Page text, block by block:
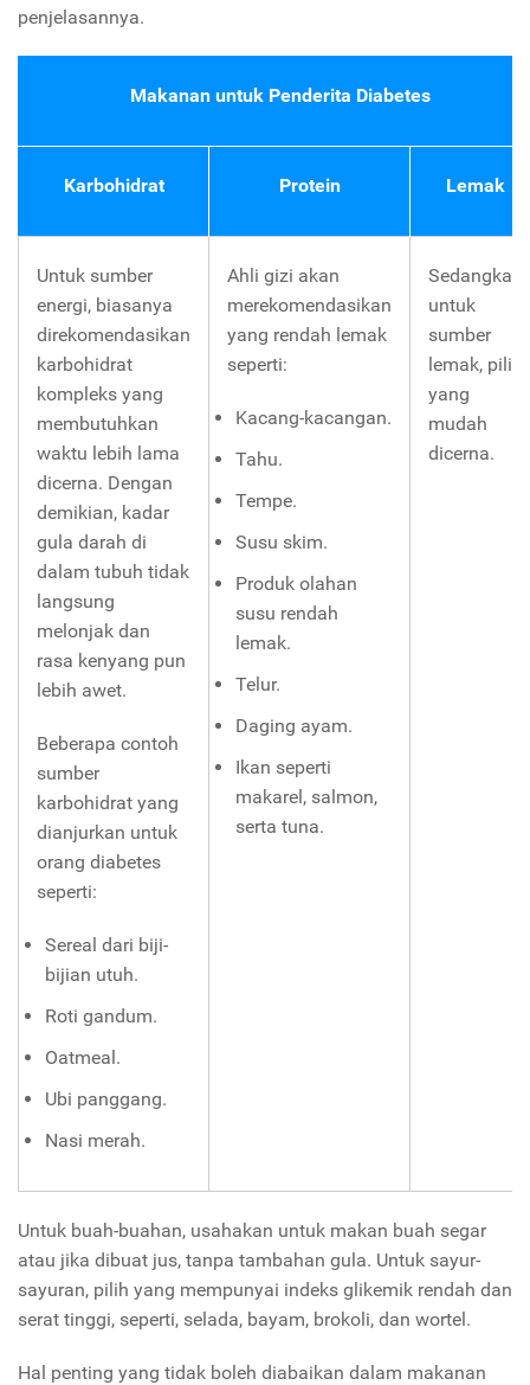
penjelasannya.
Makanan untuk Penderita Diabetes
Karbohidrat Protein Lemak
Untuk sumber
energi, biasanya
direkomendasikan
karbohidrat
kompleks yang
membutuhkan
waktu lebih lama
dicerna. Dengan
demikian, kadar
gula darah di
dalam tubuh tidak
langsung
melonjak dan
rasa kenyang pun
lebih awet.
Beberapa contoh
sumber
karbohidrat yang
dianjurkan untuk
orang diabetes
seperti:
Sereal dari biji-
bijian utuh.
Roti gandum.
Oatmeal.
Ubi panggang.
Nasi merah.
Ahli gizi akan
merekomendasikan
yang rendah lemak
seperti:
Kacang-kacangan.
Tahu.
Tempe.
Susu skim.
Produk olahan
susu rendah
lemak.
Telur.
Daging ayam.
Ikan seperti
makarel, salmon,
serta tuna.
Sedangkan
untuk
sumber
lemak, pilih
yang
mudah
dicerna.
Untuk buah-buahan, usahakan untuk makan buah segar
atau jika dibuat jus, tanpa tambahan gula. Untuk sayur-
sayuran, pilih yang mempunyai indeks glikemik rendah dan
serat tinggi, seperti, selada, bayam, brokoli, dan wortel.
Hal penting yang tidak boleh diabaikan dalam makanan